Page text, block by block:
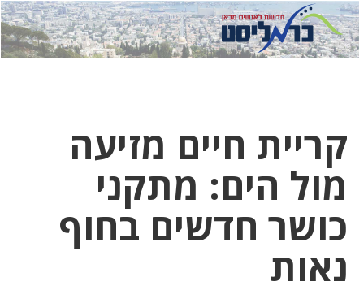
לחץ
כאן
לחץ
כדי
קריית חיים מזיעה
מול הים: מתקני
כושר חדשים בחוף
נאות